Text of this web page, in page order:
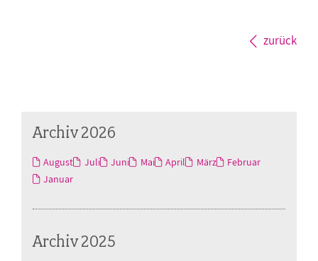
zurück
Archiv 2026
August Juli Juni Mai April März
Februar
Januar
Archiv 2025